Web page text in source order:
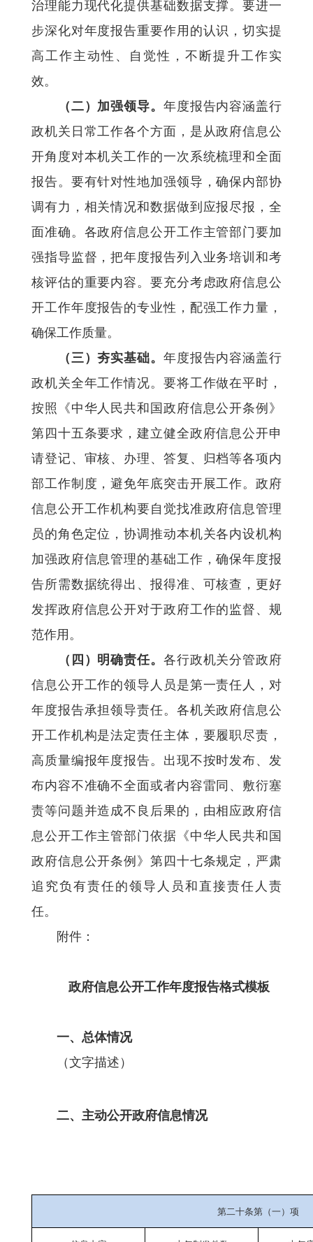
治理能力现代化提供基础数据支撑。要进一
步深化对年度报告重要作用的认识，切实提
高工作主动性、自觉性，不断提升工作实
效。
（二）加强领导。 年度报告内容涵盖行
政机关日常工作各个方面，是从政府信息公
开角度对本机关工作的一次系统梳理和全面
报告。要有针对性地加强领导，确保内部协
调有力，相关情况和数据做到应报尽报，全
面准确。各政府信息公开工作主管部门要加
强指导监督，把年度报告列入业务培训和考
核评估的重要内容。要充分考虑政府信息公
开工作年度报告的专业性，配强工作力量，
确保工作质量。
（三）夯实基础。 年度报告内容涵盖行
政机关全年工作情况。要将工作做在平时，
按照《中华人民共和国政府信息公开条例》
第四十五条要求，建立健全政府信息公开申
请登记、审核、办理、答复、归档等各项内
部工作制度，避免年底突击开展工作。政府
信息公开工作机构要自觉找准政府信息管理
员的角色定位，协调推动本机关各内设机构
加强政府信息管理的基础工作，确保年度报
告所需数据统得出、报得准、可核查，更好
发挥政府信息公开对于政府工作的监督、规
范作用。
（四）明确责任。 各行政机关分管政府
信息公开工作的领导人员是第一责任人，对
年度报告承担领导责任。各机关政府信息公
开工作机构是法定责任主体，要履职尽责，
高质量编报年度报告。出现不按时发布、发
布内容不准确不全面或者内容雷同、敷衍塞
责等问题并造成不良后果的，由相应政府信
息公开工作主管部门依据《中华人民共和国
政府信息公开条例》第四十七条规定，严肃
追究负有责任的领导人员和直接责任人责
任。
附件：
政府信息公开工作年度报告格式模板
一、总体情况
（文字描述）
二、主动公开政府信息情况
第二十条第（一）项